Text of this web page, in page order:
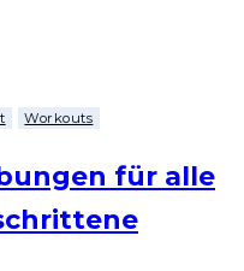
Workouts
für alle